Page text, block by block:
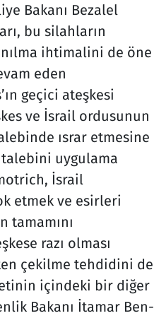
Bakanı Bezalel
bu silahların
ihtimalini de öne
eden
geçici ateşkesi
ve İsrail ordusunun
ısrar etmesine
talebini uygulama
İsrail
etmek ve esirleri
tamamını
razı olması
çekilme tehdidini de
içindeki bir diğer
Bakanı İtamar Ben-